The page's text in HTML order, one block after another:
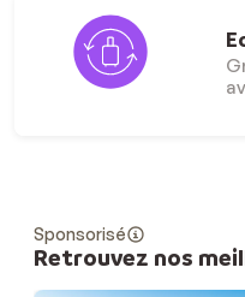
Sponsorisé
Retrouvez nos